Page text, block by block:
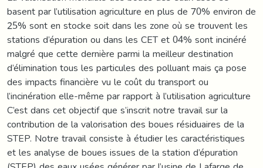
basent par l’utilisation agriculture en plus de 70% environ de
25% sont en stocke soit dans les zone où se trouvent les
stations d’épuration ou dans les CET et 04% sont incinéré
malgré que cette dernière parmi la meilleur destination
d’élimination tous les particules des polluant mais ça pose
des impacts financière vu le coût du transport ou
l’incinération elle-même par rapport à l’utilisation agriculture
C’est dans cet objectif que s’inscrit notre travail sur la
contribution de la valorisation des boues résiduaires de la
STEP. Notre travail consiste à étudier les caractéristiques
et les analyse de boues issues de la station d’épuration